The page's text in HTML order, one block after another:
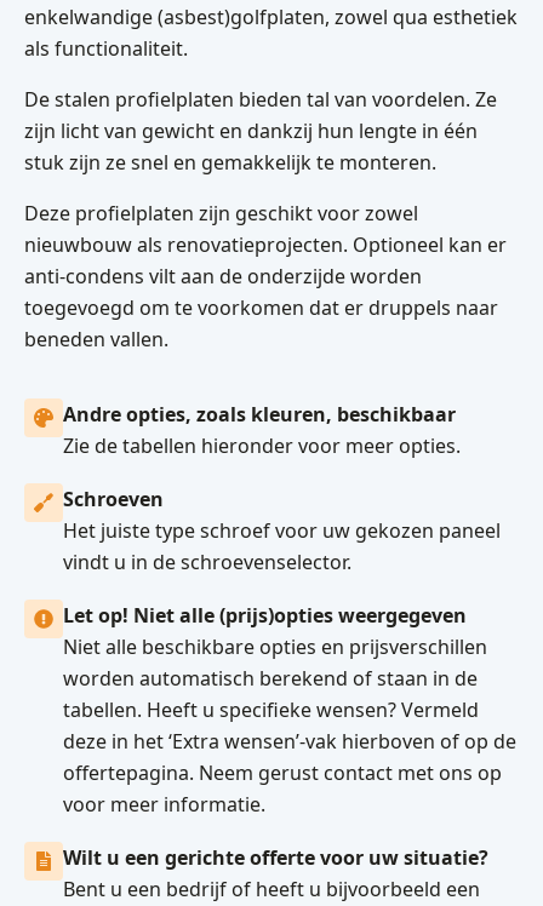
enkelwandige (asbest)golfplaten, zowel qua esthetiek
als functionaliteit.
De stalen profielplaten bieden tal van voordelen. Ze
zijn licht van gewicht en dankzij hun lengte in één
stuk zijn ze snel en gemakkelijk te monteren.
Deze profielplaten zijn geschikt voor zowel
nieuwbouw als renovatieprojecten. Optioneel kan er
anti-condens vilt aan de onderzijde worden
toegevoegd om te voorkomen dat er druppels naar
beneden vallen.
Andre opties, zoals kleuren, beschikbaar
Zie de tabellen hieronder voor meer opties.
Schroeven
Het juiste type schroef voor uw gekozen paneel
vindt u in de schroevenselector.
Let op! Niet alle (prijs)opties weergegeven
Niet alle beschikbare opties en prijsverschillen
worden automatisch berekend of staan in de
tabellen. Heeft u specifieke wensen? Vermeld
deze in het ‘Extra wensen’-vak hierboven of op de
offertepagina. Neem gerust contact met ons op
voor meer informatie.
Wilt u een gerichte offerte voor uw situatie?
Bent u een bedrijf of heeft u bijvoorbeeld een